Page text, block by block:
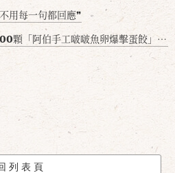
用每一句都回應❞
擊蛋餃」台北已被搶爆2萬顆，最後名額門前隱味只留給你！🥟💥
列表頁